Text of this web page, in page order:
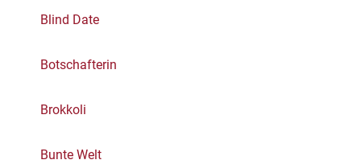
Blind Date
Botschafterin
Brokkoli
Bunte Welt